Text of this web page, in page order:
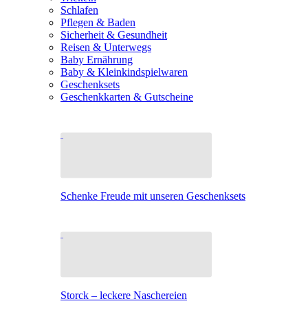
Schlafen
Pflegen & Baden
Sicherheit & Gesundheit
Reisen & Unterwegs
Baby Ernährung
Baby & Kleinkindspielwaren
Geschenksets
Geschenkkarten & Gutscheine
Schenke Freude mit unseren Geschenksets
Storck – leckere Naschereien